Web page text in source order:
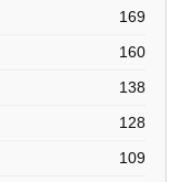
169
160
138
128
109